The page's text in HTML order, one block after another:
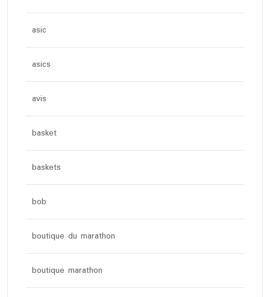
asic
asics
avis
basket
baskets
bob
boutique du marathon
boutique marathon